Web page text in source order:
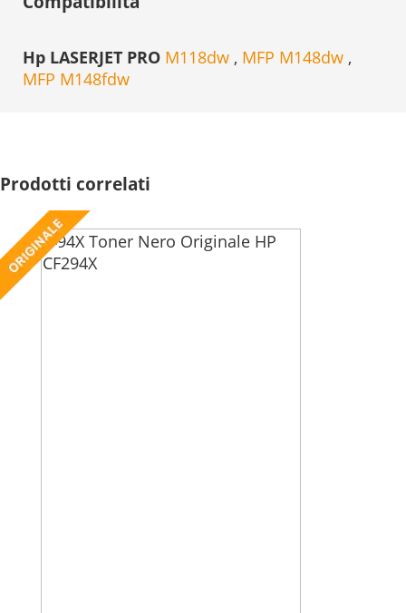
Hp LASERJET PRO M118dw , MFP M148dw ,
MFP M148fdw
Prodotti correlati